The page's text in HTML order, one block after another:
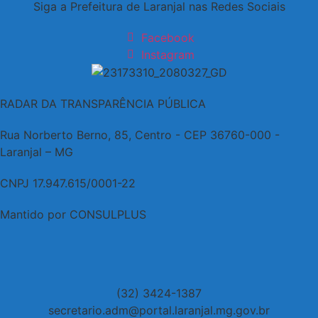
Siga a Prefeitura de Laranjal nas Redes Sociais
Facebook
Instagram
RADAR DA TRANSPARÊNCIA PÚBLICA
Rua Norberto Berno, 85, Centro - CEP 36760-000 -
Laranjal – MG
CNPJ 17.947.615/0001-22
Mantido por CONSULPLUS
(32) 3424-1387
secretario.adm@portal.laranjal.mg.gov.br